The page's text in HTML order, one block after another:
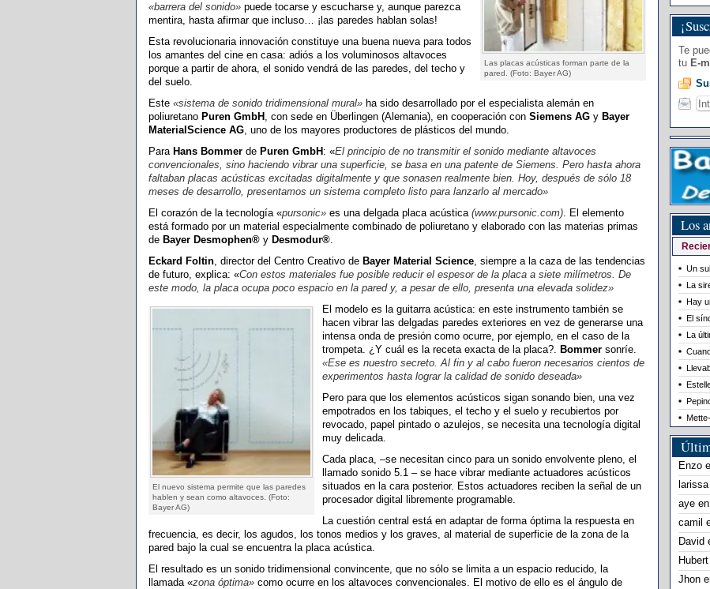
Las placas acústicas forman parte de la
pared. (Foto: Bayer AG)
«barrera del sonido» puede tocarse y escucharse y, aunque parezca
mentira, hasta afirmar que incluso… ¡las paredes hablan solas!
Esta revolucionaria innovación constituye una buena nueva para todos
los amantes del cine en casa: adiós a los voluminosos altavoces
porque a partir de ahora, el sonido vendrá de las paredes, del techo y
del suelo.
Este «sistema de sonido tridimensional mural» ha sido desarrollado por el especialista alemán en
poliuretano Puren GmbH , con sede en Überlingen (Alemania), en cooperación con Siemens AG y Bayer
MaterialScience AG, uno de los mayores productores de plásticos del mundo.
Para Hans Bommer de Puren GmbH : «El principio de no transmitir el sonido mediante altavoces
convencionales, sino haciendo vibrar una superficie, se basa en una patente de Siemens. Pero hasta ahora
faltaban placas acústicas excitadas digitalmente y que sonasen realmente bien. Hoy, después de sólo 18
meses de desarrollo, presentamos un sistema completo listo para lanzarlo al mercado»
El corazón de la tecnología «pursonic» es una delgada placa acústica (www.pursonic.com). El elemento
está formado por un material especialmente combinado de poliuretano y elaborado con las materias primas
de Bayer Desmophen® y Desmodur®.
Eckard Foltin, director del Centro Creativo de Bayer Material Science, siempre a la caza de las tendencias
de futuro, explica: «Con estos materiales fue posible reducir el espesor de la placa a siete milímetros. De
este modo, la placa ocupa poco espacio en la pared y, a pesar de ello, presenta una elevada solidez»
El nuevo sistema permite que las paredes
hablen y sean como altavoces. (Foto:
Bayer AG)
El modelo es la guitarra acústica: en este instrumento también se
hacen vibrar las delgadas paredes exteriores en vez de generarse una
intensa onda de presión como ocurre, por ejemplo, en el caso de la
trompeta. ¿Y cuál es la receta exacta de la placa?. Bommer sonríe.
«Ese es nuestro secreto. Al fin y al cabo fueron necesarios cientos de
experimentos hasta lograr la calidad de sonido deseada»
Pero para que los elementos acústicos sigan sonando bien, una vez
empotrados en los tabiques, el techo y el suelo y recubiertos por
revocado, papel pintado o azulejos, se necesita una tecnología digital
muy delicada.
Cada placa, –se necesitan cinco para un sonido envolvente pleno, el
llamado sonido 5.1 – se hace vibrar mediante actuadores acústicos
situados en la cara posterior. Estos actuadores reciben la señal de un
procesador digital libremente programable.
La cuestión central está en adaptar de forma óptima la respuesta en
frecuencia, es decir, los agudos, los tonos medios y los graves, al material de superficie de la zona de la
pared bajo la cual se encuentra la placa acústica.
El resultado es un sonido tridimensional convincente, que no sólo se limita a un espacio reducido, la
llamada «zona óptima» como ocurre en los altavoces convencionales. El motivo de ello es el ángulo de
Te
tu E-
Los
Un
La
Hay
El
La
Enzo
larissa
aye en
camil
David
Hubert
Jhon